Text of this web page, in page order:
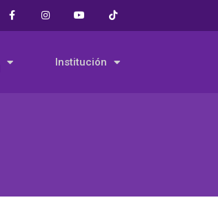
Institución